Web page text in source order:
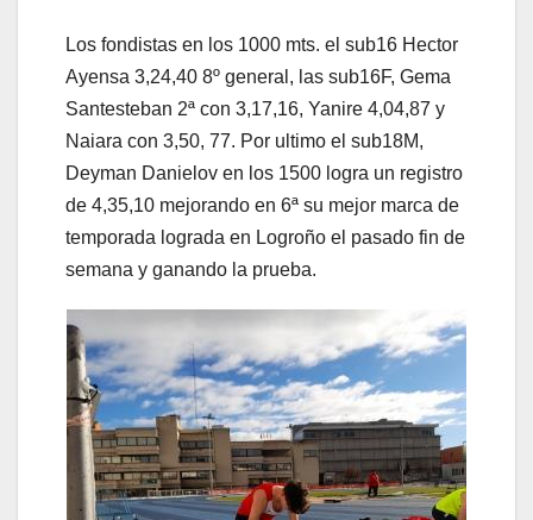
Los fondistas en los 1000 mts. el sub16 Hector
Ayensa 3,24,40 8º general, las sub16F, Gema
Santesteban 2ª con 3,17,16, Yanire 4,04,87 y
Naiara con 3,50, 77. Por ultimo el sub18M,
Deyman Danielov en los 1500 logra un registro
de 4,35,10 mejorando en 6ª su mejor marca de
temporada lograda en Logroño el pasado fin de
semana y ganando la prueba.